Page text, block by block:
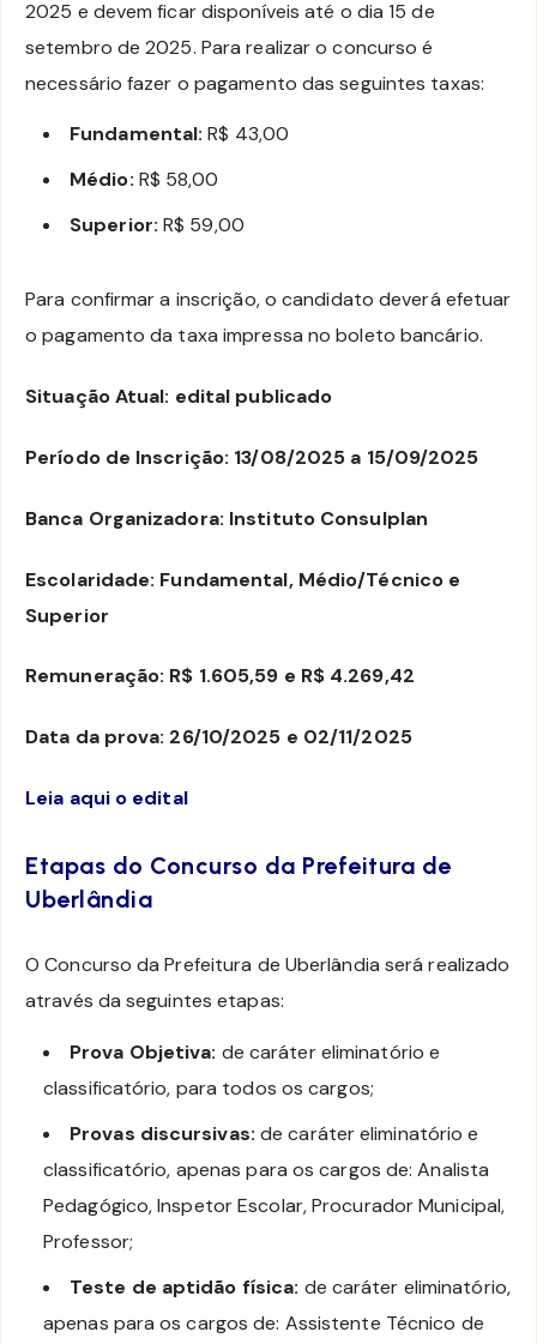
2025 e devem ficar disponíveis até o dia 15 de
setembro de 2025. Para realizar o concurso é
necessário fazer o pagamento das seguintes taxas:
Fundamental:R$ 43,00
Médio: R$ 58,00
Superior: R$ 59,00
Para confirmar a inscrição, o candidato deverá efetuar
o pagamento da taxa impressa no boleto bancário.
Situação Atual: edital publicado
Período de Inscrição: 13/08/2025 a 15/09/2025
Banca Organizadora: Instituto Consulplan
Escolaridade: Fundamental, Médio/Técnico e
Superior
Remuneração: R$ 1.605,59 e R$ 4.269,42
Data da prova: 26/10/2025 e 02/11/2025
Leia aqui o edital
Etapas do Concurso da Prefeitura de
Uberlândia
O Concurso da Prefeitura de Uberlândia será realizado
através da seguintes etapas:
Prova Objetiva: de caráter eliminatório e
classificatório, para todos os cargos;
Provas discursivas: de caráter eliminatório e
classificatório, apenas para os cargos de: Analista
Pedagógico, Inspetor Escolar, Procurador Municipal,
Professor;
Teste de aptidão física: de caráter eliminatório,
apenas para os cargos de: Assistente Técnico de